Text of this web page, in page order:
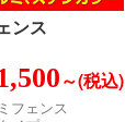
ンス
～(税込)
フェンス